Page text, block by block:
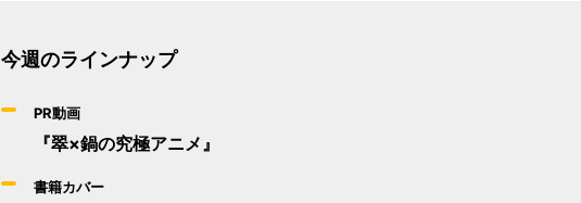
今週のラインナップ
PR動画
『翠×鍋の究極アニメ』
書籍カバー